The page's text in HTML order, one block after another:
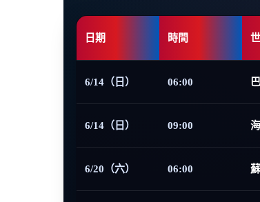
日期 時間
6/14（日） 06:00
6/14（日） 09:00
6/20（六） 06:00